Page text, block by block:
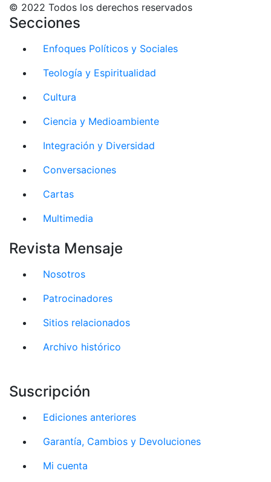
© 2022 Todos los derechos reservados
Secciones
Enfoques Políticos y Sociales
Teología y Espiritualidad
Cultura
Ciencia y Medioambiente
Integración y Diversidad
Conversaciones
Cartas
Multimedia
Revista Mensaje
Nosotros
Patrocinadores
Sitios relacionados
Archivo histórico
Suscripción
Ediciones anteriores
Garantía, Cambios y Devoluciones
Mi cuenta